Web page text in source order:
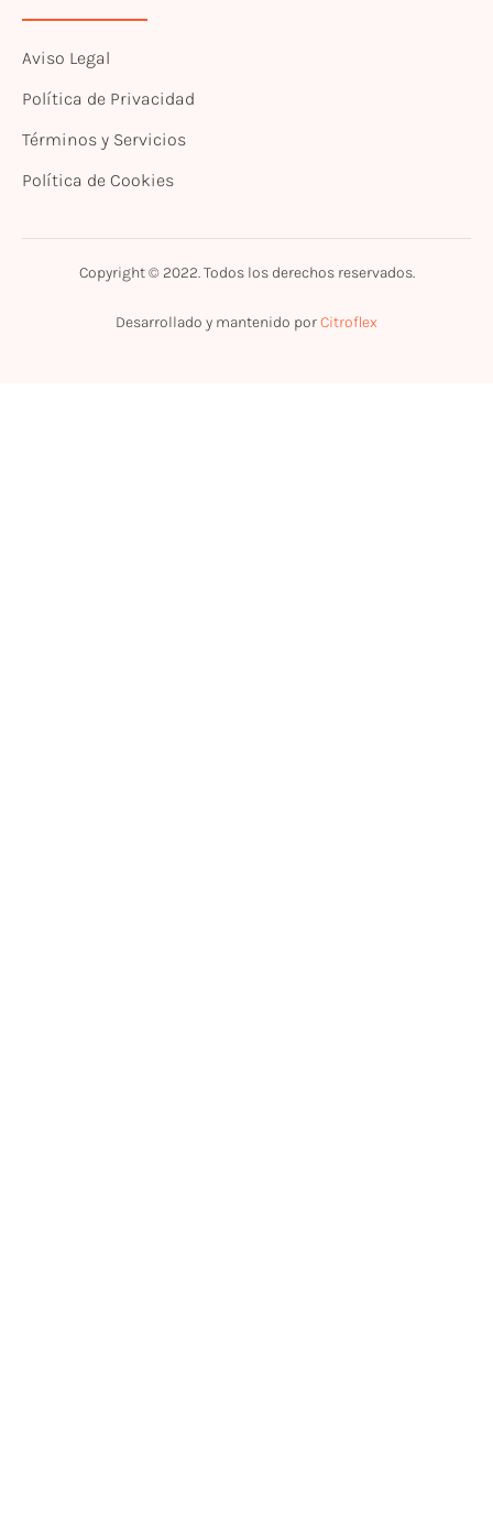
Aviso Legal
Política de Privacidad
Términos y Servicios
Política de Cookies
Copyright © 2022. Todos los derechos reservados.
Desarrollado y mantenido porCitroflex